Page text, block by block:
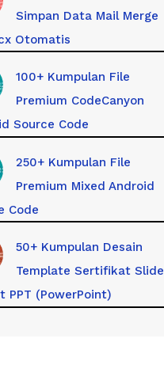
Simpan Data Mail Merge
Otomatis
100+ Kumpulan File
Premium CodeCanyon
Source Code
250+ Kumpulan File
Premium Mixed Android
Code
50+ Kumpulan Desain
Template Sertifikat Slide
PPT (PowerPoint)